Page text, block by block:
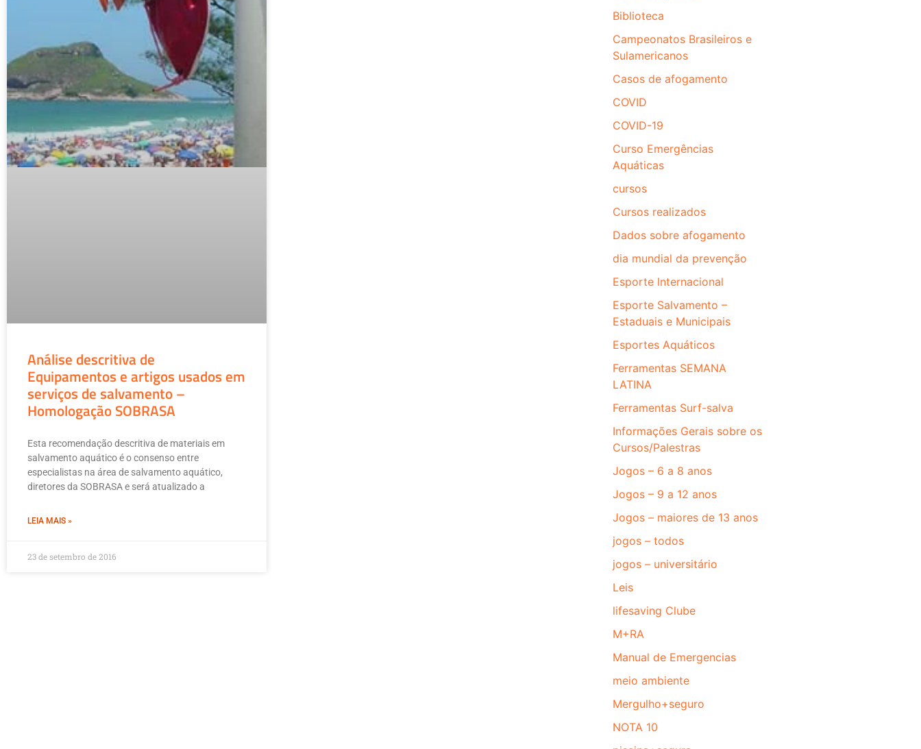
Análise descritiva de
Equipamentos e artigos usados em
serviços de salvamento –
Homologação SOBRASA
Esta recomendação descritiva de materiais em
salvamento aquático é o consenso entre
especialistas na área de salvamento aquático,
diretores da SOBRASA e será atualizado a
LEIA MAIS »
23 de setembro de 2016
Biblioteca
Campeonatos Brasileiros e
Sulamericanos
Casos de afogamento
COVID
COVID-19
Curso Emergências
Aquáticas
cursos
Cursos realizados
Dados sobre afogamento
dia mundial da prevenção
Esporte Internacional
Esporte Salvamento –
Estaduais e Municipais
Esportes Aquáticos
Ferramentas SEMANA
LATINA
Ferramentas Surf-salva
Informações Gerais sobre os
Cursos/Palestras
Jogos – 6 a 8 anos
Jogos – 9 a 12 anos
Jogos – maiores de 13 anos
jogos – todos
jogos – universitário
Leis
lifesaving Clube
M+RA
Manual de Emergencias
meio ambiente
Mergulho+seguro
NOTA 10